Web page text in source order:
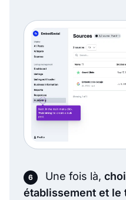
Une fois là,
établissement et le